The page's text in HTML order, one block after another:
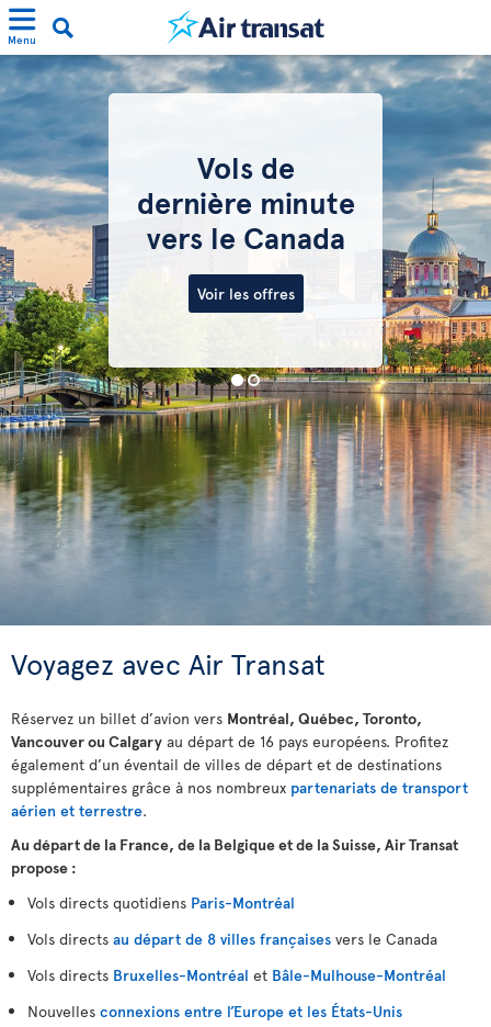
Menu
Vols de
dernière minute
vers le Canada
Voir les offres
Voyagez avec Air Transat
Réservez un billet d’avion vers Montréal, Québec, Toronto,
Vancouver ou Calgary au départ de 16 pays européens. Profitez
également d’un éventail de villes de départ et de destinations
supplémentaires grâce à nos nombreux partenariats de transport
aérien et terrestre.
Au départ de la France, de la Belgique et de la Suisse, Air Transat
propose :
Vols directs quotidiens Paris-Montréal
Vols directs au départ de 8 villes françaises vers le Canada
Vols directs Bruxelles-Montréal et Bâle-Mulhouse-Montréal
Nouvelles connexions entre l’Europe et les États-Unis